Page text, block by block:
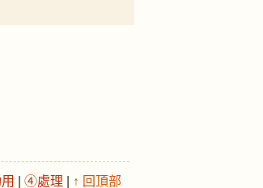
④處理 ↑ 回頂部